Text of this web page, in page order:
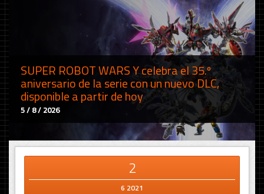
SUPER ROBOT WARS Y celebra el 35.º
aniversario de la serie con un nuevo DLC,
disponible a partir de hoy
5 / 8 / 2026
2
6 2021